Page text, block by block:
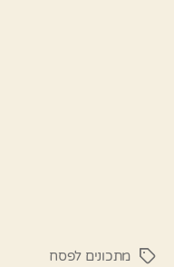
תגיותמתכונים לפסח